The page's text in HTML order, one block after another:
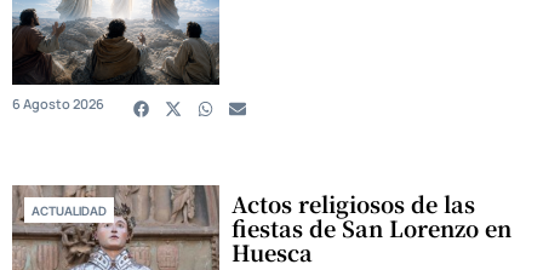
6 Agosto 2026
ACTUALIDAD Actos religiosos de las
fiestas de San Lorenzo en
Huesca